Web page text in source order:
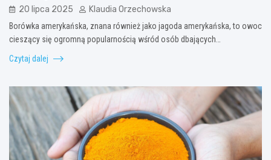
20 lipca 2025 Klaudia Orzechowska
Borówka amerykańska, znana również jako jagoda amerykańska, to owoc
cieszący się ogromną popularnością wśród osób dbających…
Czytaj dalej